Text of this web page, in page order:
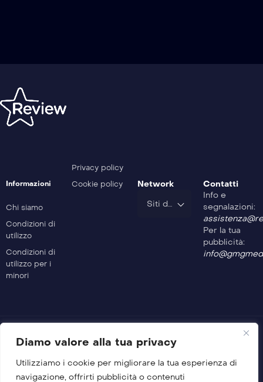
Diamo valore alla tua privacy
Utilizziamo i cookie per migliorare la tua esperienza di
navigazione, offrirti pubblicità o contenuti
Informazioni
Chi siamo
Condizioni di
utilizzo
Condizioni di
utilizzo per i
minori
Privacy policy
Cookie policy
Network
Siti del Gruppo
Contatti
Info e
segnalazioni:
Per la tua
pubblicità:
© 2026 GMG Media Company Di Mossutti Gianluca